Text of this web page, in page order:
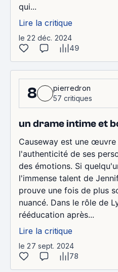
qui...
Lire la critique
le 22 déc. 2024
49
8
pierredron
57 critiques
un drame intime et
Causeway est une
l'authenticité de ses
des émotions. Si
l'immense talent de
prouve une fois de plus
nuancé. Dans le rôle de
rééducation après...
Lire la critique
le 27 sept. 2024
78